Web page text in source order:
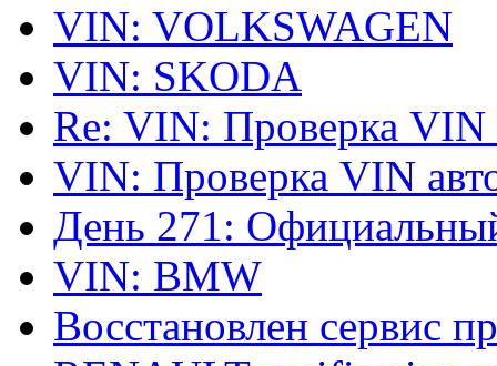
VIN: VOLKSWAGEN
VIN: SKODA
Re: VIN: Проверка VIN
VIN: Проверка VIN
День 271:
VIN: BMW
Восстановлен сервис